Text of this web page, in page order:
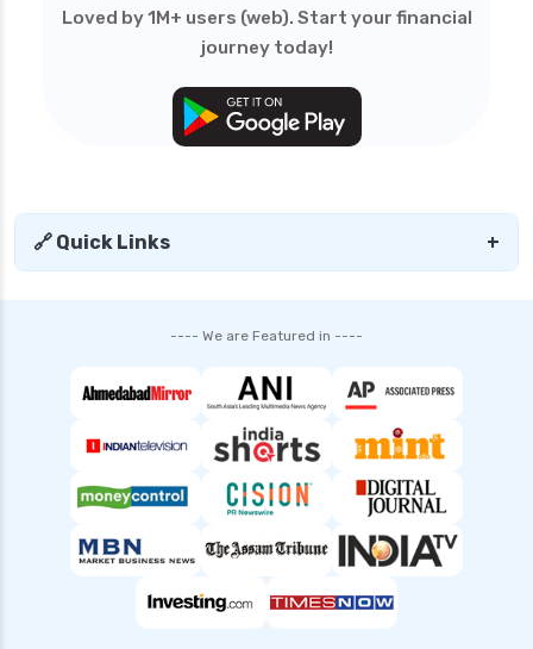
Loved by 1M+ users (web). Start your financial
journey today!
🔗 Quick Links +
---- We are Featured in ----